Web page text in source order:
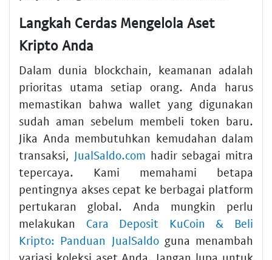
Langkah Cerdas Mengelola Aset
Kripto Anda
Dalam dunia blockchain, keamanan adalah
prioritas utama setiap orang. Anda harus
memastikan bahwa wallet yang digunakan
sudah aman sebelum membeli token baru.
Jika Anda membutuhkan kemudahan dalam
transaksi, JualSaldo.com hadir sebagai mitra
tepercaya. Kami memahami betapa
pentingnya akses cepat ke berbagai platform
pertukaran global. Anda mungkin perlu
melakukan Cara Deposit KuCoin & Beli
Kripto: Panduan JualSaldoguna menambah
variasi koleksi aset Anda. Jangan lupa untuk